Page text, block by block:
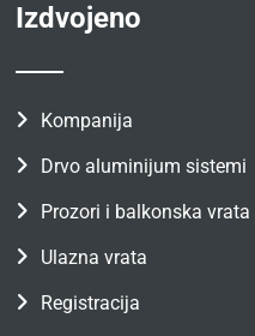
Izdvojeno
Kompanija
Drvo aluminijum sistemi
Prozori i balkonska vrata
Ulazna vrata
Registracija